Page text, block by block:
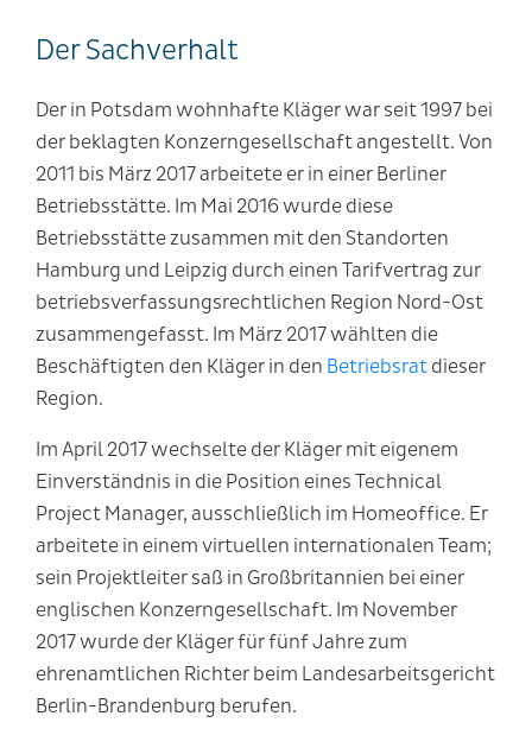
Der Sachverhalt
Der in Potsdam wohnhafte Kläger war seit 1997 bei
der beklagten Konzerngesellschaft angestellt. Von
2011 bis März 2017 arbeitete er in einer Berliner
Betriebsstätte. Im Mai 2016 wurde diese
Betriebsstätte zusammen mit den Standorten
Hamburg und Leipzig durch einen Tarifvertrag zur
betriebsverfassungsrechtlichen Region Nord-Ost
zusammengefasst. Im März 2017 wählten die
Beschäftigten den Kläger in den Betriebsratdieser
Region.
Im April 2017 wechselte der Kläger mit eigenem
Einverständnis in die Position eines Technical
Project Manager, ausschließlich im Homeoffice. Er
arbeitete in einem virtuellen internationalen Team;
sein Projektleiter saß in Großbritannien bei einer
englischen Konzerngesellschaft. Im November
2017 wurde der Kläger für fünf Jahre zum
ehrenamtlichen Richter beim Landesarbeitsgericht
Berlin-Brandenburg berufen.